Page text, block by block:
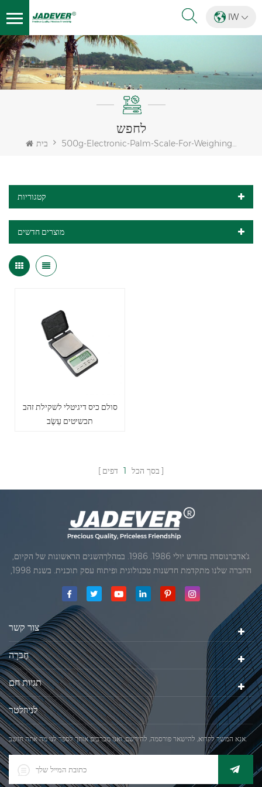
IW
לחפש
בית 500g-Electronic-Palm-Scale-For-Weighing-Jewelry
קטגוריות
מוצרים חדשים
סולם כיס דיגיטלי לשקילת זהב
תכשיטים עֵשֶׂב
בסך הכל 1 דפים
ג'אדברנוסדה בחודש יולי 1986. 1986. במהלךהשנים הראשונות של הקיום,
החברה שלנו מתקדמת חדשנות טכנולוגית ופיתוח עסק תוכנית. בשנת 1998,
החברה שלנו השיגה את המטרה האיכותי, כאשר הראשון של המוצרים שלנו
ג'אדברסולם ושות 'בע"מהיה
צור קשר
חֶברָה
תגיות חם
לניוזלטר
אנא המשך לקרוא, להישאר פורסמה, להירשם, ואנו מברכים אותך לספר לנו מה אתה חושב.